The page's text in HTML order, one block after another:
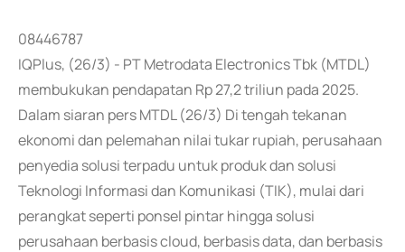
08446787
IQPlus, (26/3) - PT Metrodata Electronics Tbk (MTDL)
membukukan pendapatan Rp 27,2 triliun pada 2025.
Dalam siaran pers MTDL (26/3) Di tengah tekanan
ekonomi dan pelemahan nilai tukar rupiah, perusahaan
penyedia solusi terpadu untuk produk dan solusi
Teknologi Informasi dan Komunikasi (TIK), mulai dari
perangkat seperti ponsel pintar hingga solusi
perusahaan berbasis cloud, berbasis data, dan berbasis